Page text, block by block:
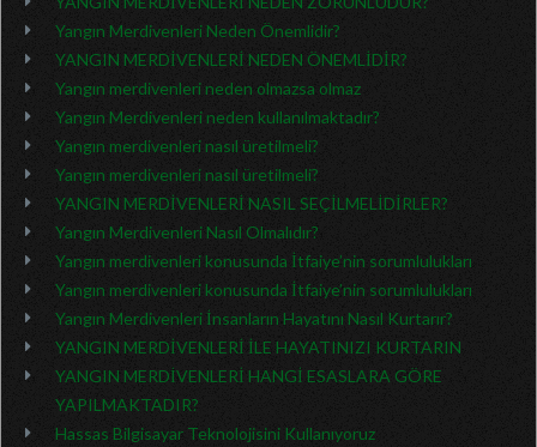
Yangın Merdivenleri Neden Önemlidir?
YANGIN MERDİVENLERİ NEDEN ÖNEMLİDİR?
Yangın merdivenleri neden olmazsa olmaz
Yangın Merdivenleri neden kullanılmaktadır?
Yangın merdivenleri nasıl üretilmeli?
Yangın merdivenleri nasıl üretilmeli?
YANGIN MERDİVENLERİ NASIL SEÇİLMELİDİRLER?
Yangın Merdivenleri Nasıl Olmalıdır?
Yangın merdivenleri konusunda İtfaiye’nin sorumlulukları
Yangın merdivenleri konusunda İtfaiye’nin sorumlulukları
Yangın Merdivenleri İnsanların Hayatını Nasıl Kurtarır?
YANGIN MERDİVENLERİ İLE HAYATINIZI KURTARIN
YANGIN MERDİVENLERİ HANGİ ESASLARA GÖRE
YAPILMAKTADIR?
Hassas Bilgisayar Teknolojisini Kullanıyoruz